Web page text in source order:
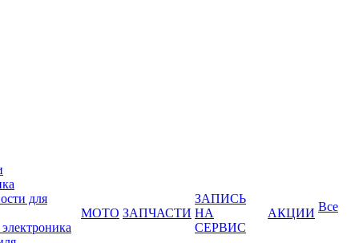
для
МОТО ЗАПЧАСТИ
ЗАПИСЬ
НА
СЕРВИС
АКЦИИ Все